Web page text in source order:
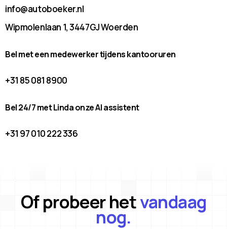
info@autoboeker.nl
Wipmolenlaan 1, 3447GJ Woerden
Bel met een medewerker tijdens kantooruren
+31 85 081 8900
Bel 24/7 met Linda onze AI assistent
+31 97 010 222 336
Of probeer hetvandaag
nog.